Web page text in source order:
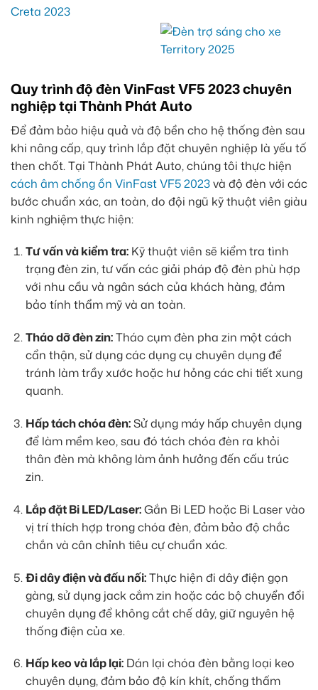
Quy trình độ đèn VinFast VF5 2023 chuyên
nghiệp tại Thành Phát Auto
Để đảm bảo hiệu quả và độ bền cho hệ thống đèn sau
khi nâng cấp, quy trình lắp đặt chuyên nghiệp là yếu tố
then chốt. Tại Thành Phát Auto, chúng tôi thực hiện
cách âm chống ồn VinFast VF5 2023và độ đèn với các
bước chuẩn xác, an toàn, do đội ngũ kỹ thuật viên giàu
kinh nghiệm thực hiện:
Tư vấn và kiểm tra:Kỹ thuật viên sẽ kiểm tra tình
trạng đèn zin, tư vấn các giải pháp độ đèn phù hợp
với nhu cầu và ngân sách của khách hàng, đảm
bảo tính thẩm mỹ và an toàn.
Tháo dỡ đèn zin:Tháo cụm đèn pha zin một cách
cẩn thận, sử dụng các dụng cụ chuyên dụng để
tránh làm trầy xước hoặc hư hỏng các chi tiết xung
quanh.
Hấp tách chóa đèn:Sử dụng máy hấp chuyên dụng
để làm mềm keo, sau đó tách chóa đèn ra khỏi
thân đèn mà không làm ảnh hưởng đến cấu trúc
zin.
Lắp đặt Bi LED/Laser:Gắn Bi LED hoặc Bi Laser vào
vị trí thích hợp trong chóa đèn, đảm bảo độ chắc
chắn và cân chỉnh tiêu cự chuẩn xác.
Đi dây điện và đấu nối:Thực hiện đi dây điện gọn
gàng, sử dụng jack cắm zin hoặc các bộ chuyển đổi
chuyên dụng để không cắt chế dây, giữ nguyên hệ
thống điện của xe.
Hấp keo và lắp lại:Dán lại chóa đèn bằng loại keo
chuyên dụng, đảm bảo độ kín khít, chống thấm